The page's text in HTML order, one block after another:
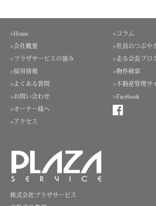
>コラム
>社員のつぶや
>走る会長ブロ
>物件検索
>不動産管理サ
>Facebook
>Home
>会社概要
>プラザサービスの強み
>採用情報
>よくある質問
>お問い合わせ
>オーナー様へ
>アクセス
株式会社プラザサービス